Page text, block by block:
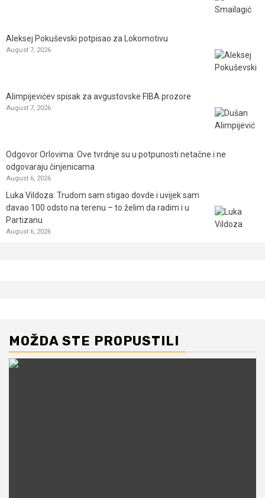
Aleksej Pokuševski potpisao za Lokomotivu
August 7, 2026
Alimpijevićev spisak za avgustovske FIBA prozore
August 7, 2026
Odgovor Orlovima: ​Ove tvrdnje su u potpunosti netačne i ne
odgovaraju činjenicama
August 6, 2026
Luka Vildoza: Trudom sam stigao dovde i uvijek sam
davao 100 odsto na terenu – to želim da radim i u
Partizanu
August 6, 2026
MOŽDA STE PROPUSTILI